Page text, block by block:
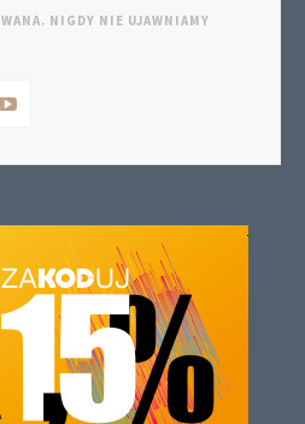
NIGDY NIE UJAWNIAMY